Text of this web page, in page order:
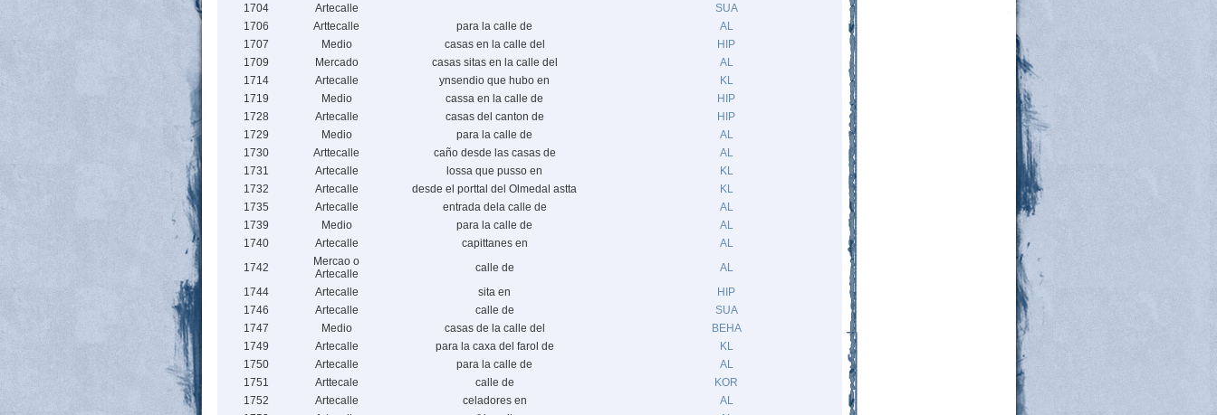
1704
Artecalle
SUA
1706
Arttecalle para la calle de
AL
1707
Medio casas en la calle del
HIP
1709
Mercado casas sitas en la calle del
AL
1714
Artecalle ynsendio que hubo en
KL
1719
Medio cassa en la calle de
HIP
1728
Artecalle casas del canton de
HIP
1729
Medio para la calle de
AL
1730
Arttecalle caño desde las casas de
AL
1731
Artecalle lossa que pusso en
KL
1732
Artecalle desde el porttal del Olmedal astta
KL
1735
Artecalle entrada dela calle de
AL
1739
Medio para la calle de
AL
1740
Artecalle capittanes en
AL
1742
Mercao o
Artecalle
calle de
AL
1744
Artecalle sita en
HIP
1746
Artecalle calle de
SUA
1747
Medio casas de la calle del
BEHA
1749
Artecalle para la caxa del farol de
KL
1750
Artecalle para la calle de
AL
1751
Arttecale calle de
KOR
1752
Artecalle celadores en
AL